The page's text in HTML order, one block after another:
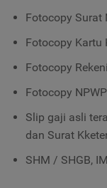
Fotocopy Surat
Fotocopy Kartu
Fotocopy
Fotocopy
Slip gaji asli
dan Surat
SHM / SHGB,